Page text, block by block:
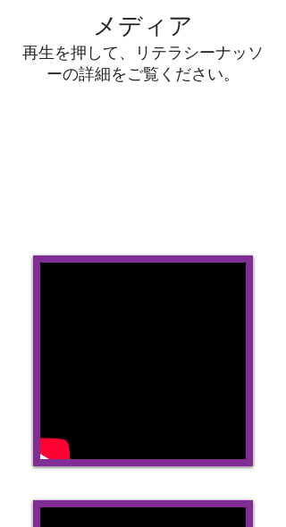
メディア
再生を押して、リテラシーナッソ
ーの詳細をご覧ください。